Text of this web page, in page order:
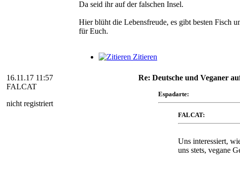
Da seid ihr auf der falschen Insel.
Hier blüht die Lebensfreude, es gibt besten Fisch
für Euch.
Zitieren
16.11.17 11:57
FALCAT
nicht registriert
Re: Deutsche und Veganer
Espadarte:
FALCAT:
Uns interessiert,
uns stets, vegane